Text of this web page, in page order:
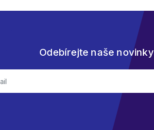
Odebírejte naše novinky